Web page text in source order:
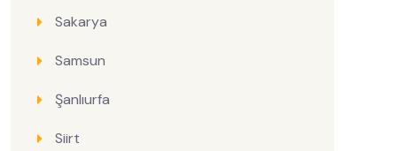
Sakarya
Samsun
Şanlıurfa
Siirt